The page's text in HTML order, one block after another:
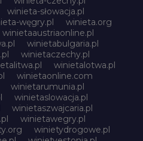
winieta-słowacja.pl
węgry.pl
winieta.org
winietaaustriaonline.pl
winietabulgaria.pl
winietaczechy.pl
winietalotwa.pl
winietaonline.com
winietarumunia.pl
winietaslowacja.pl
winietaszwajcaria.pl
winietawegry.pl
winietydrogowe.pl